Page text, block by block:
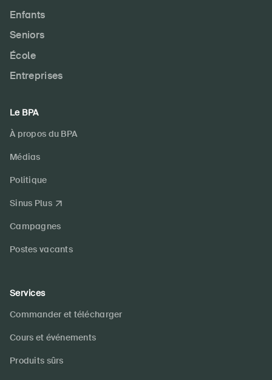
Enfants
Seniors
École
Entreprises
Le BPA
À propos du BPA
Médias
Politique
Sinus Plus
Campagnes
Postes vacants
Services
Commander et télécharger
Cours et événements
Produits sûrs